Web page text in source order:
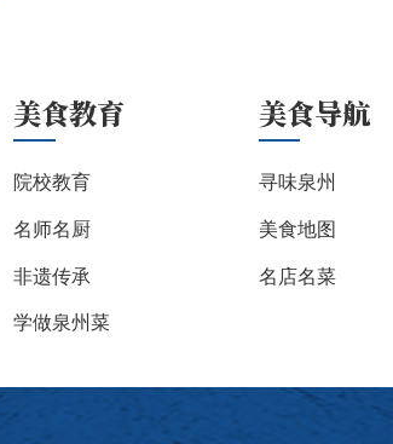
美食教育
院校教育
名师名厨
非遗传承
学做泉州菜
美食导航
寻味泉州
美食地图
名店名菜